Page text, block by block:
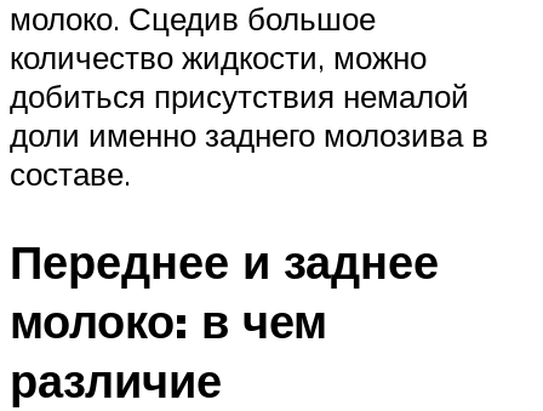
молоко. Сцедив большое
количество жидкости, можно
добиться присутствия немалой
доли именно заднего молозива в
составе.
Переднее и заднее
молоко: в чем
различие